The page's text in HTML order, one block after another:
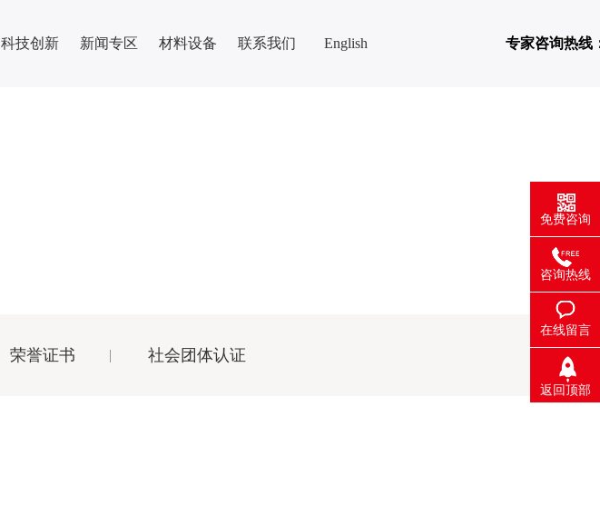
科技创新 新闻专区 材料设备 联系我们 English 专家咨询热线
荣誉证书 社会团体认证
免费咨询
咨询热线
在线留言
返回顶部